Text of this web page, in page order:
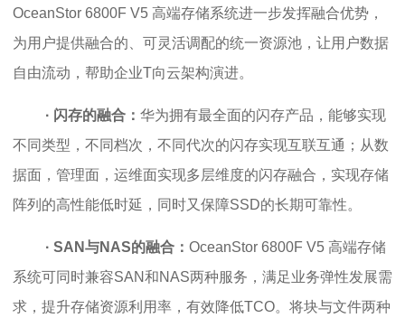
OceanStor 6800F V5 高端存储系统进一步发挥融合优势，
为用户提供融合的、可灵活调配的统一资源池，让用户数据
自由流动，帮助企业T向云架构演进。
· 闪存的融合：华为拥有最全面的闪存产品，能够实现
不同类型，不同档次，不同代次的闪存实现互联互通；从数
据面，管理面，运维面实现多层维度的闪存融合，实现存储
阵列的高性能低时延，同时又保障SSD的长期可靠性。
· SAN与NAS的融合：OceanStor 6800F V5 高端存储
系统可同时兼容SAN和NAS两种服务，满足业务弹性发展需
求，提升存储资源利用率，有效降低TCO。将块与文件两种